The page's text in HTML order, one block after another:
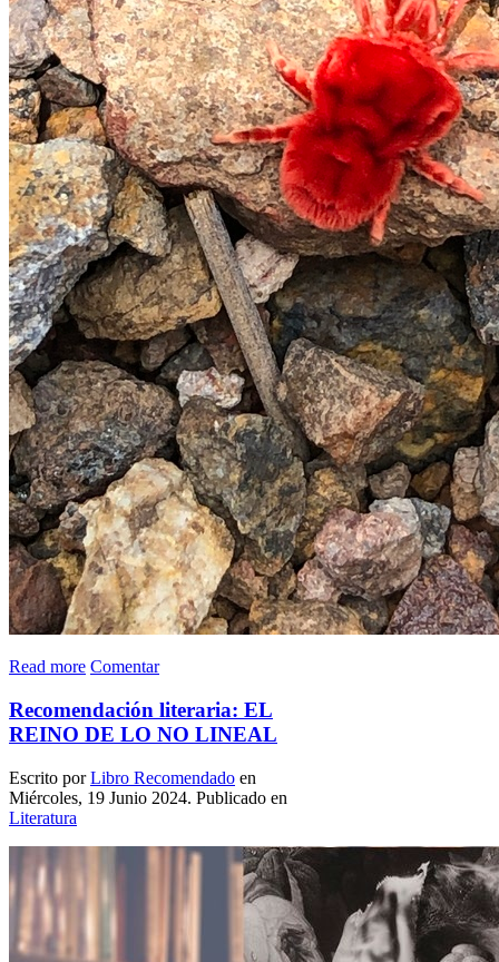
Read more Comentar
Recomendación literaria: EL
REINO DE LO NO LINEAL
Escrito porLibro Recomendado en
Miércoles, 19 Junio 2024. Publicado en
Literatura